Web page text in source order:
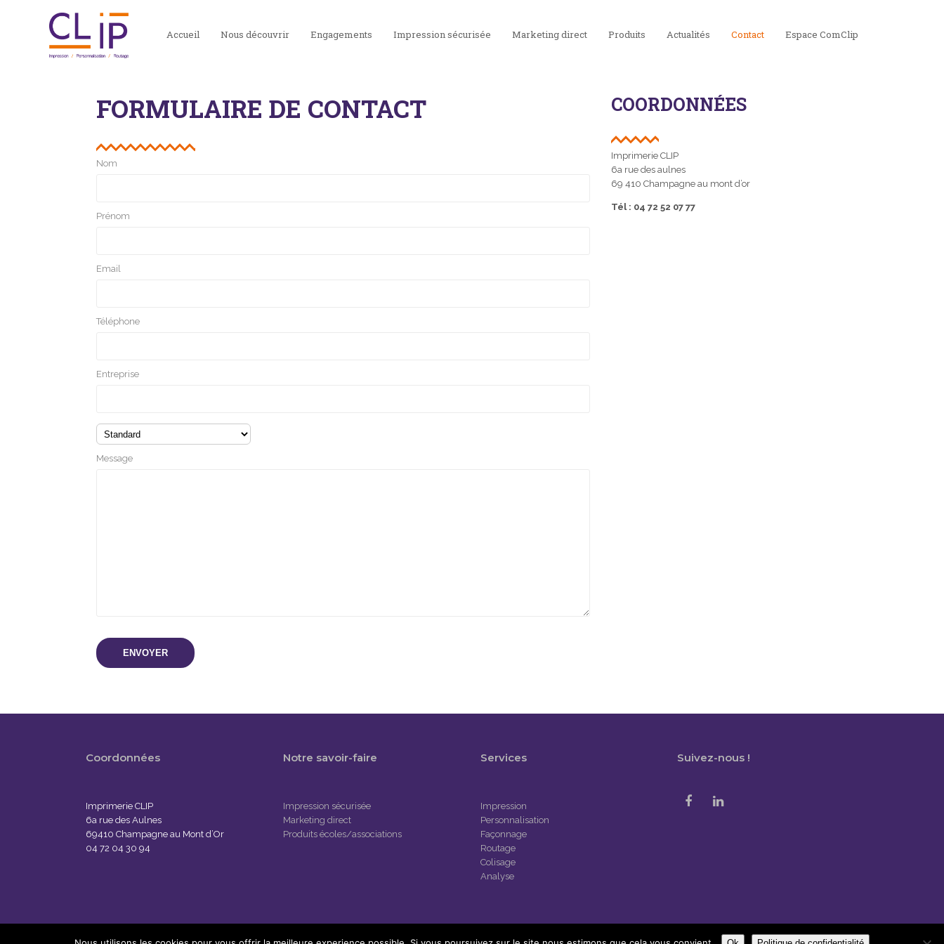
Accueil Nous découvrir Engagements Impression sécurisée Marketing direct Produits Actualités Contact Espace ComClip
FORMULAIRE DE CONTACT
Nom
Prénom
Email
Téléphone
Entreprise
Message
COORDONNÉES
Imprimerie CLIP
6a rue des aulnes
69 410 Champagne au mont d’or
Tél : 04 72 52 07 77
Coordonnées
Imprimerie CLIP
6a rue des Aulnes
69410 Champagne au Mont d’Or
04 72 04 30 94
Notre savoir-faire
Impression sécurisée
Marketing direct
Produits écoles/associations
Services
Impression
Personnalisation
Façonnage
Routage
Colisage
Analyse
Suivez-nous !